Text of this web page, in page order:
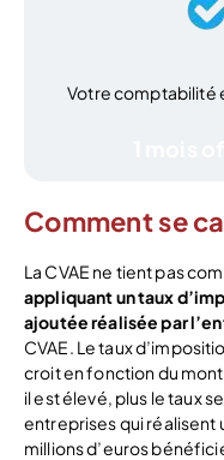
Votre comptabilité
Comment se
La CVAE ne tient pas
appliquant un taux
ajoutée réalisée par
CVAE. Le taux
croit en fonction du
il est élevé, plus le taux
entreprises qui réalisent
millions d’euros